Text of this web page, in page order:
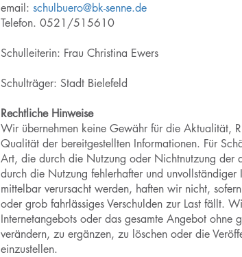
email: schulbuero@bk-senne.de
Telefon. 0521/515610
Schulleiterin: Frau Christina Ewers
Schulträger: Stadt Bielefeld
Rechtliche Hinweise
Wir übernehmen keine Gewähr für die Aktualität,
Qualität der bereitgestellten Informationen. Für
Art, die durch die Nutzung oder Nichtnutzung der
durch die Nutzung fehlerhafter und
mittelbar verursacht werden, haften wir nicht,
oder grob fahrlässiges Verschulden zur Last fällt.
Internetangebots oder das gesamte Angebot ohne
verändern, zu ergänzen, zu löschen oder die
einzustellen.